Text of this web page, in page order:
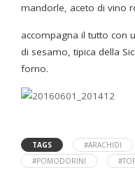
mandorle, aceto di vino
accompagna il tutto con
di sesamo, tipica della
forno.
TAGS #ARACHIDI
#POMODORINI